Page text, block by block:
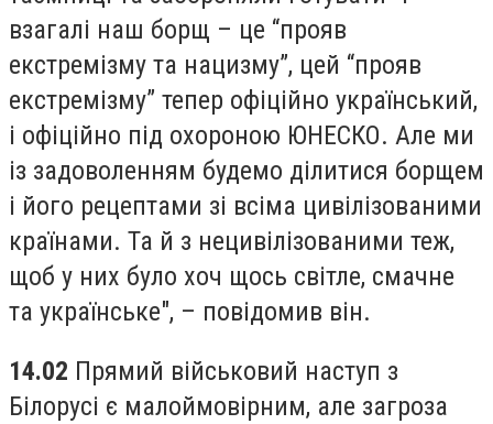
взагалі наш борщ – це “прояв
екстремізму та нацизму”, цей “прояв
екстремізму” тепер офіційно український,
і офіційно під охороною ЮНЕСКО. Але ми
із задоволенням будемо ділитися борщем
і його рецептами зі всіма цивілізованими
країнами. Та й з нецивілізованими теж,
щоб у них було хоч щось світле, смачне
та українське", – повідомив він.
14.02 Прямий військовий наступ з
Білорусі є малоймовірним, але загроза